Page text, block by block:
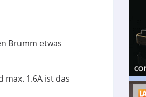
Brumm etwas
max. 1.6A ist das